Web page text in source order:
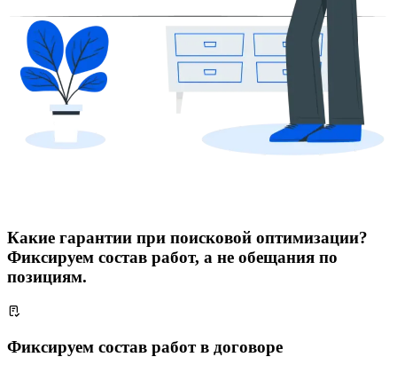
Какие гарантии при поисковой оптимизации?
Фиксируем состав работ, а не обещания по
позициям.
Фиксируем состав работ в договоре